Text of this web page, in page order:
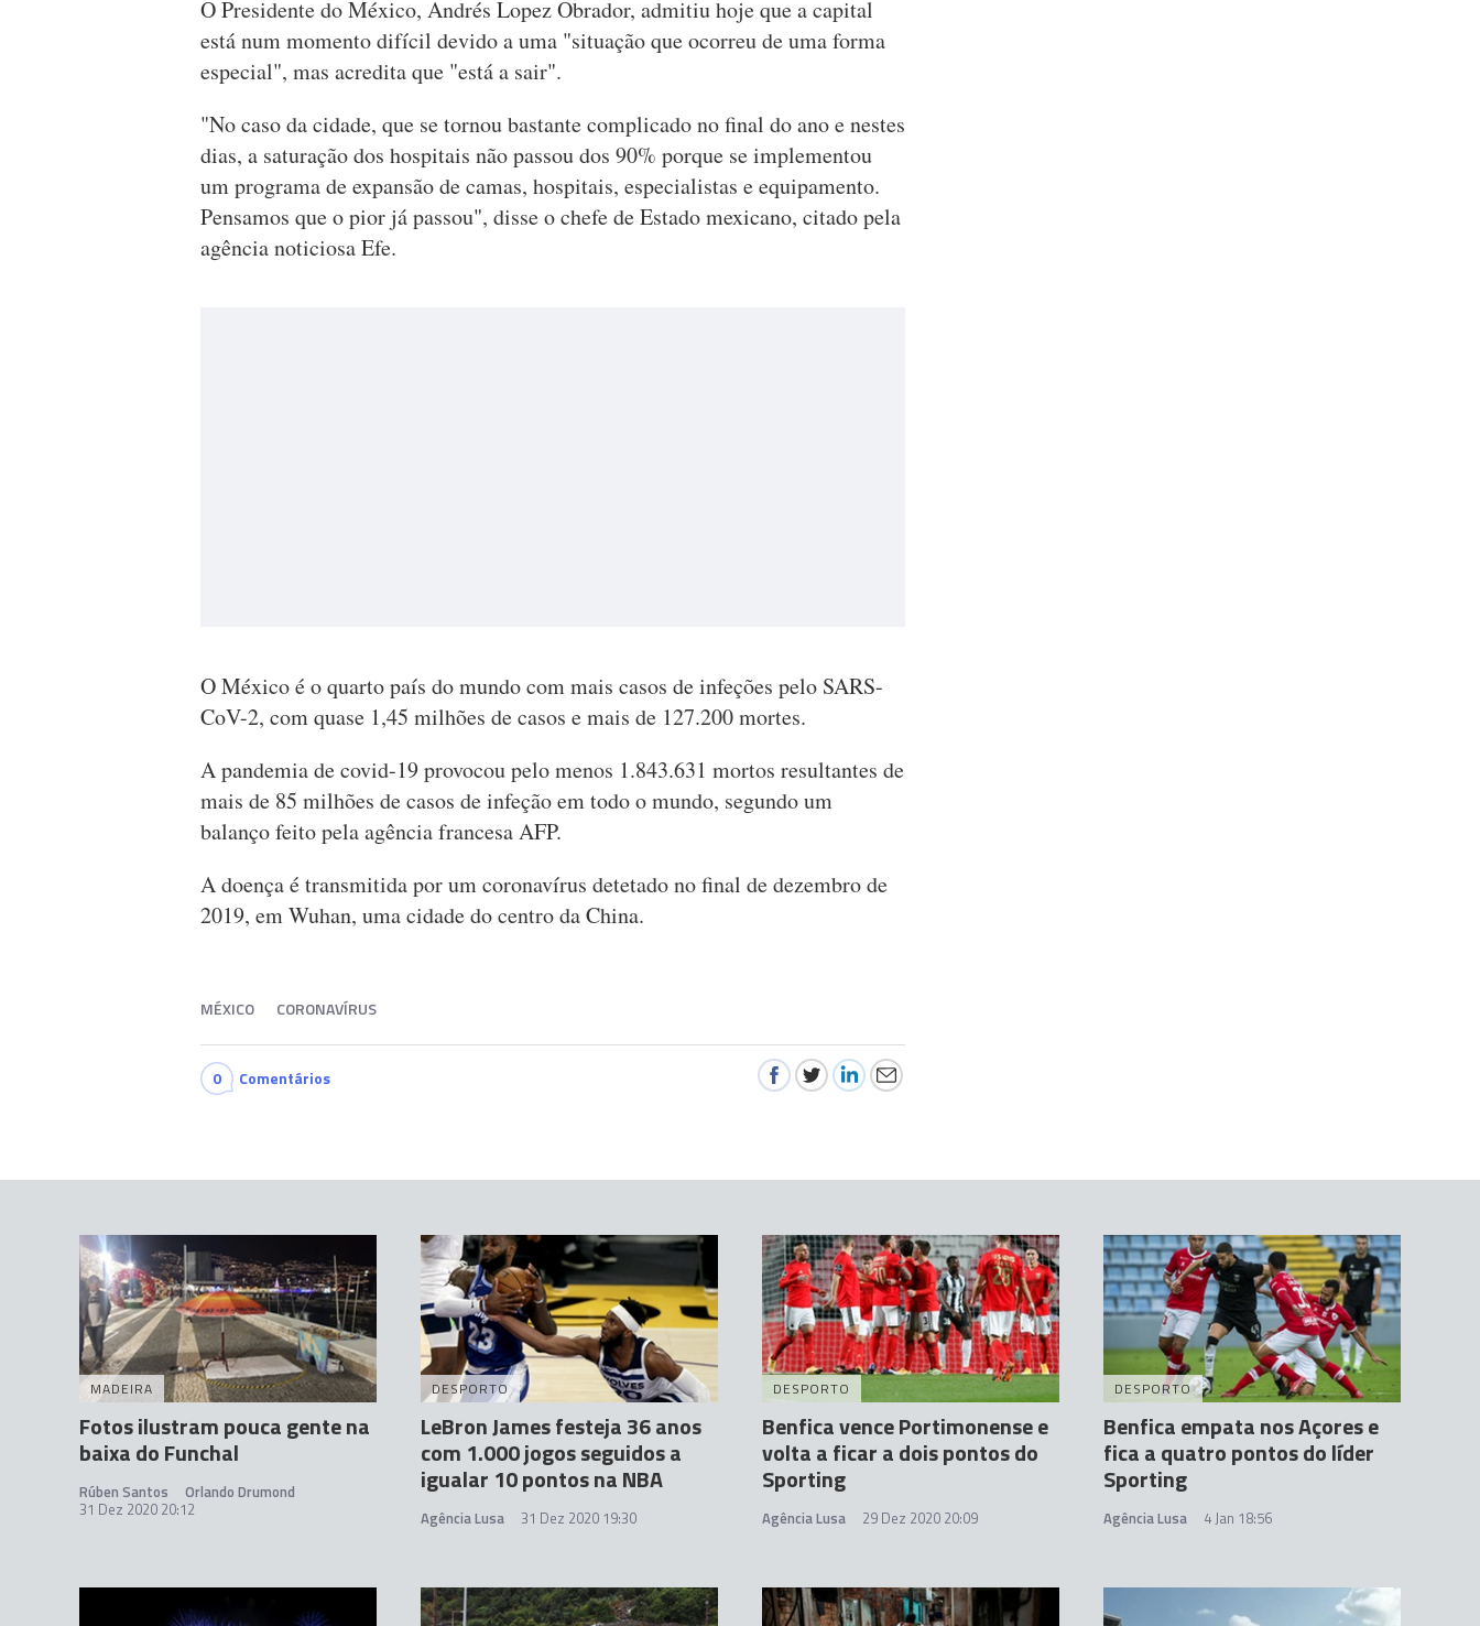
O Presidente do México, Andrés Lopez Obrador, admitiu hoje que a capital
está num momento difícil devido a uma "situação que ocorreu de uma forma
especial", mas acredita que "está a sair".
"No caso da cidade, que se tornou bastante complicado no final do ano e nestes
dias, a saturação dos hospitais não passou dos 90% porque se implementou
um programa de expansão de camas, hospitais, especialistas e equipamento.
Pensamos que o pior já passou", disse o chefe de Estado mexicano, citado pela
agência noticiosa Efe.
O México é o quarto país do mundo com mais casos de infeções pelo SARS-
CoV-2, com quase 1,45 milhões de casos e mais de 127.200 mortes.
A pandemia de covid-19 provocou pelo menos 1.843.631 mortos resultantes de
mais de 85 milhões de casos de infeção em todo o mundo, segundo um
balanço feito pela agência francesa AFP.
A doença é transmitida por um coronavírus detetado no final de dezembro de
2019, em Wuhan, uma cidade do centro da China.
MÉXICO CORONAVÍRUS
0 Comentários
MADEIRA
Fotos ilustram pouca gente na
baixa do Funchal
Rúben Santos
Orlando Drumond
31 Dez 2020 20:12
DESPORTO
LeBron James festeja 36 anos
com 1.000 jogos seguidos a
igualar 10 pontos na NBA
Agência Lusa 31 Dez 2020 19:30
DESPORTO
Benfica vence Portimonense e
volta a ficar a dois pontos do
Sporting
Agência Lusa 29 Dez 2020 20:09
DESPORTO
Benfica empata nos Açores e
fica a quatro pontos do líder
Sporting
Agência Lusa 4 Jan 18:56